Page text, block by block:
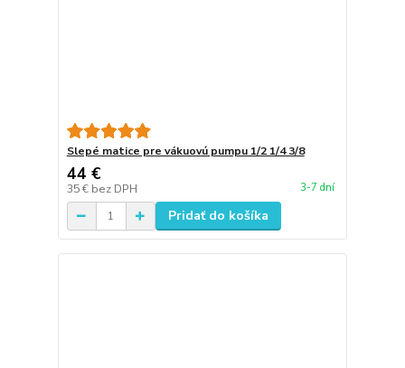
Slepé matice pre vákuovú pumpu 1/2 1/4 3/8
44 €
35 € bez DPH 3-7 dní
Pridať do košíka